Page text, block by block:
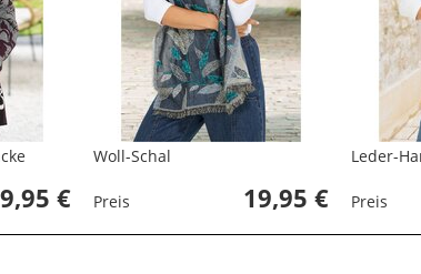
€
Woll-Schal
Preis 19,95 €
Leder-
Preis